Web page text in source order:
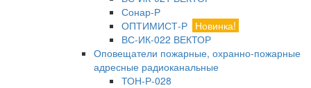
Сонар-Р
ОПТИМИСТ-Р Новинка!
ВС-ИК-022 ВЕКТОР
Оповещатели пожарные, охранно-пожарные
адресные радиоканальные
ТОН-Р-028